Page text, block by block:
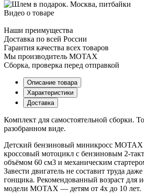
Видео о товаре
Наши преимущества
Доставка по всей России
Гарантия качества всех товаров
Мы производитель MOTAX
Сборка, проверка перед отправкой
Описание товара
Характеристики
Доставка
Комплект для самостоятельной сборки.
разобранном виде.
Детский бензиновый миникросс
кроссовый мотоцикл с бензиновым 2-
объёмом 60 см3 и механическим
Завести двигатель не составит труда
гонщика. Рекомендованный возраст для
модели MOTAX — детям от 4х до 10 лет.